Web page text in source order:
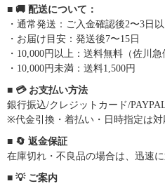
■ 🚚 配送について：
・通常発送：ご入金確認後2〜3日
・お届け目安：発送後7〜15日
・10,000円以上：送料無料（佐川
・10,000円未満：送料1,500円
■ 💳 お支払い方法
銀行振込/クレジットカード/
※代金引換・着払い・日時指定は対
■ 🔄 返金保証
在庫切れ・不良品の場合は、迅速に
■ 💡 ご案内